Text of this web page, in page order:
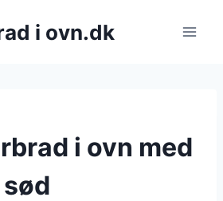
i ovn.dk
i ovn med